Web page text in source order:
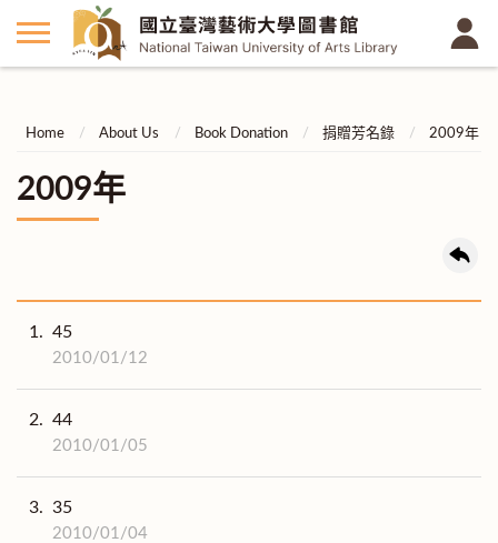
Home About Us Book Donation 捐贈芳名錄 2009年
2009年
1. 45
2010/01/12
2. 44
2010/01/05
3. 35
2010/01/04